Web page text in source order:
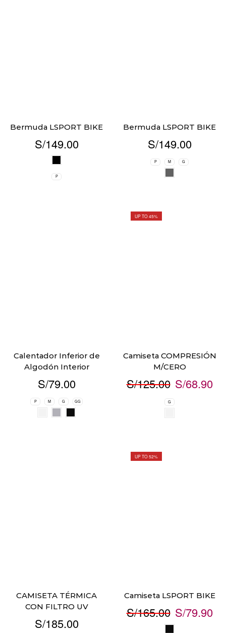
Bermuda LSPORT BIKE
S/149.00
P
Bermuda LSPORT BIKE
S/149.00
P M G
Calentador Inferior de
Algodón Interior
S/79.00
P M G GG
UP TO 45%
Camiseta COMPRESIÓN
M/CERO
S/125.00 S/68.90
G
CAMISETA TÉRMICA
CON FILTRO UV
S/185.00
UP TO 52%
Camiseta LSPORT BIKE
S/165.00 S/79.90